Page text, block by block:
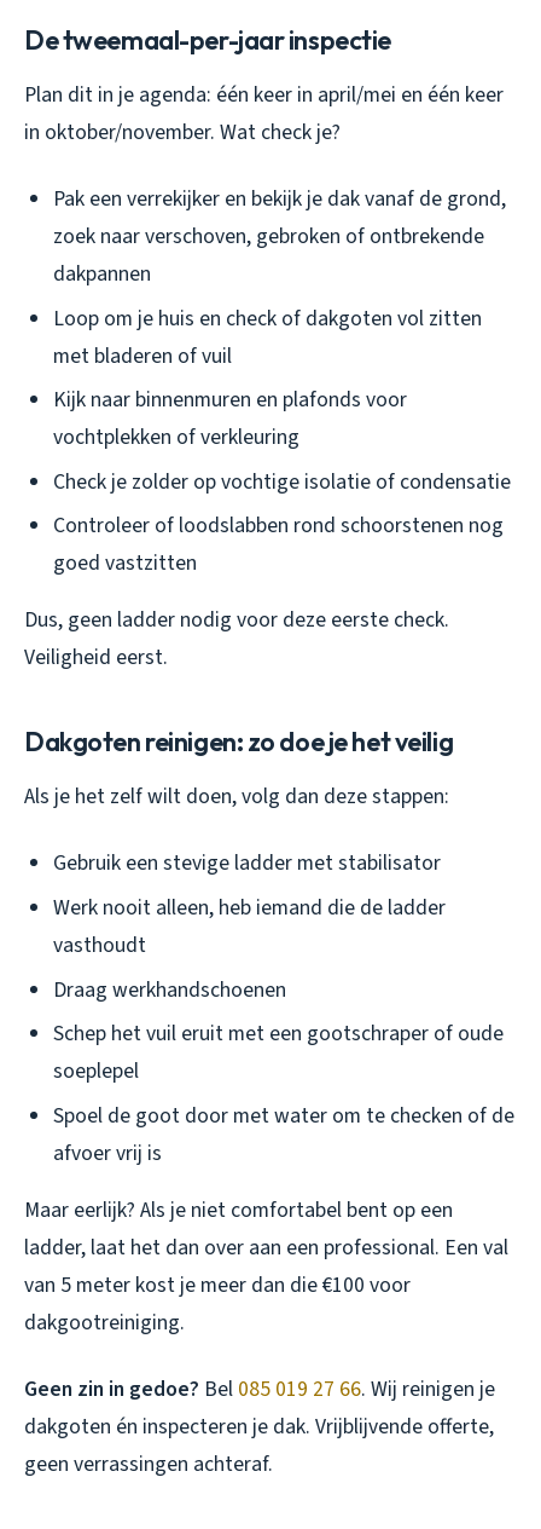
De tweemaal-per-jaar inspectie
Plan dit in je agenda: één keer in april/mei en één keer
in oktober/november. Wat check je?
Pak een verrekijker en bekijk je dak vanaf de grond,
zoek naar verschoven, gebroken of ontbrekende
dakpannen
Loop om je huis en check of dakgoten vol zitten
met bladeren of vuil
Kijk naar binnenmuren en plafonds voor
vochtplekken of verkleuring
Check je zolder op vochtige isolatie of condensatie
Controleer of loodslabben rond schoorstenen nog
goed vastzitten
Dus, geen ladder nodig voor deze eerste check.
Veiligheid eerst.
Dakgoten reinigen: zo doe je het veilig
Als je het zelf wilt doen, volg dan deze stappen:
Gebruik een stevige ladder met stabilisator
Werk nooit alleen, heb iemand die de ladder
vasthoudt
Draag werkhandschoenen
Schep het vuil eruit met een gootschraper of oude
soeplepel
Spoel de goot door met water om te checken of de
afvoer vrij is
Maar eerlijk? Als je niet comfortabel bent op een
ladder, laat het dan over aan een professional. Een val
van 5 meter kost je meer dan die €100 voor
dakgootreiniging.
Geen zin in gedoe? Bel 085 019 27 66. Wij reinigen je
dakgoten én inspecteren je dak. Vrijblijvende offerte,
geen verrassingen achteraf.